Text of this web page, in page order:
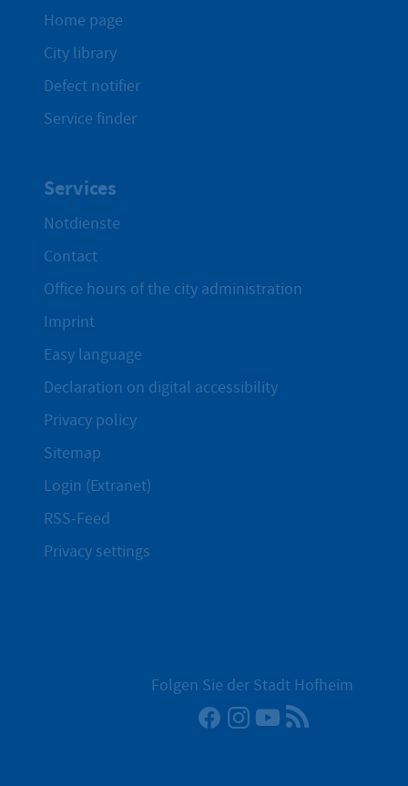
Home page
City library
Defect notifier
Service finder
Services
Notdienste
Contact
Office hours of the city administration
Imprint
Easy language
Declaration on digital accessibility
Privacy policy
Sitemap
Login (Extranet)
RSS-Feed
Privacy settings
Folgen Sie der Stadt Hofheim
Facebook
Instagram
YouTube